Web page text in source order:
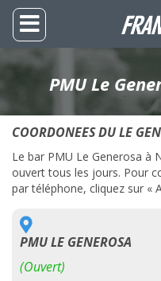
PMU Le
COORDONEES DU LE
Le bar PMU Le Generosa à
ouvert tous les jours. Pour
par téléphone, cliquez sur «
PMU LE GENEROSA
(Ouvert)